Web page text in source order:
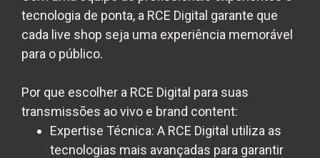
tecnologia de ponta, a RCE Digital garante que
cada live shop seja uma experiência memorável
para o público.
Por que escolher a RCE Digital para suas
transmissões ao vivo e brand content:
Expertise Técnica: A RCE Digital utiliza as
tecnologias mais avançadas para garantir